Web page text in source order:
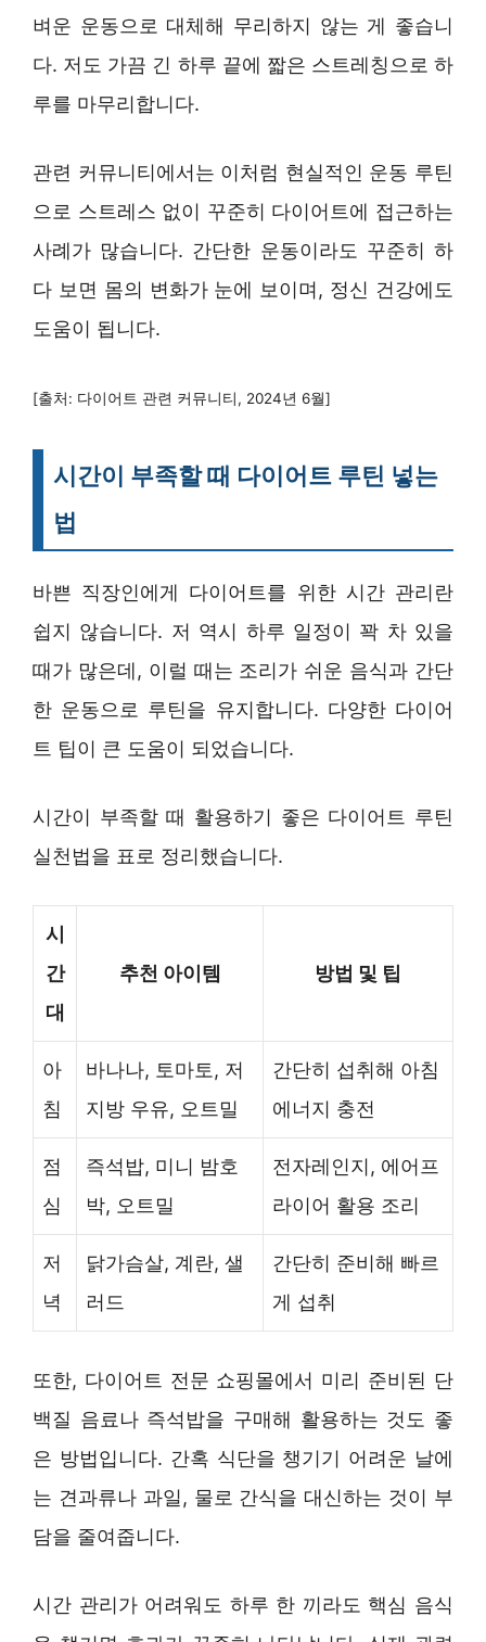
벼운 운동으로 대체해 무리하지 않는 게 좋습니
다. 저도 가끔 긴 하루 끝에 짧은 스트레칭으로 하
루를 마무리합니다.
관련 커뮤니티에서는 이처럼 현실적인 운동 루틴
으로 스트레스 없이 꾸준히 다이어트에 접근하는
사례가 많습니다. 간단한 운동이라도 꾸준히 하
다 보면 몸의 변화가 눈에 보이며, 정신 건강에도
도움이 됩니다.
[출처: 다이어트 관련 커뮤니티, 2024년 6월]
시간이 부족할 때 다이어트 루틴 넣는
법
바쁜 직장인에게 다이어트를 위한 시간 관리란
쉽지 않습니다. 저 역시 하루 일정이 꽉 차 있을
때가 많은데, 이럴 때는 조리가 쉬운 음식과 간단
한 운동으로 루틴을 유지합니다. 다양한 다이어
트 팁이 큰 도움이 되었습니다.
시간이 부족할 때 활용하기 좋은 다이어트 루틴
실천법을 표로 정리했습니다.
시
간
대
추천 아이템 방법 및 팁
아
침
바나나, 토마토, 저
지방 우유, 오트밀
간단히 섭취해 아침
에너지 충전
점
심
즉석밥, 미니 밤호
박, 오트밀
전자레인지, 에어프
라이어 활용 조리
저
녁
닭가슴살, 계란, 샐
러드
간단히 준비해 빠르
게 섭취
또한, 다이어트 전문 쇼핑몰에서 미리 준비된 단
백질 음료나 즉석밥을 구매해 활용하는 것도 좋
은 방법입니다. 간혹 식단을 챙기기 어려운 날에
는 견과류나 과일, 물로 간식을 대신하는 것이 부
담을 줄여줍니다.
시간 관리가 어려워도 하루 한 끼라도 핵심 음식